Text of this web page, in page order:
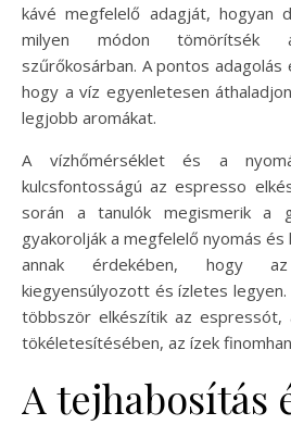
kávé megfelelő adagját, hogyan
milyen módon tömörítsék
szűrőkosárban. A pontos
hogy a víz egyenletesen
legjobb aromákat.
A vízhőmérséklet és a
kulcsfontosságú az espresso
során a tanulók megismerik a
gyakorolják a megfelelő nyomás
annak érdekében, hogy
kiegyensúlyozott és ízletes
többször elkészítik az espressót,
tökéletesítésében, az ízek
A tejhabosítás